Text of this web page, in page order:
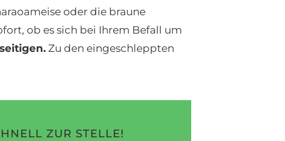
oder die braune
ob es sich bei Ihrem Befall um
Zu den eingeschleppten
ZUR STELLE!